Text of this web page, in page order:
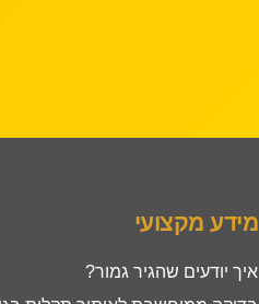
מידע מקצועי
איך יודעים שהגיר גמור?